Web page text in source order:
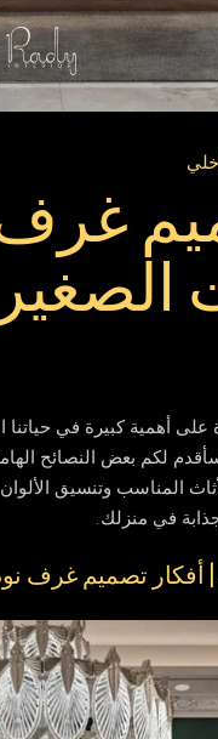
أهمية كبيرة في
لكم بعض النصائح
المناسب وتنسيق
في منزلك.
| أفكار تصميم غرف